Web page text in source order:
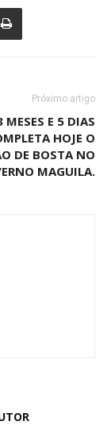
Próximo artigo
MESES E 5 DIAS
HOJE O
DE BOSTA NO
MAGUILA.